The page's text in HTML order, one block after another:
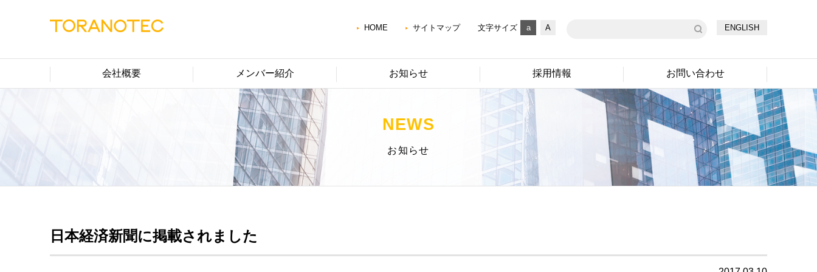
HOME サイトマップ 文字サイズ a A ENGLISH
会社概要 メンバー紹介 お知らせ 採用情報 お問い合わせ
NEWS
お知らせ
日本経済新聞に掲載されました